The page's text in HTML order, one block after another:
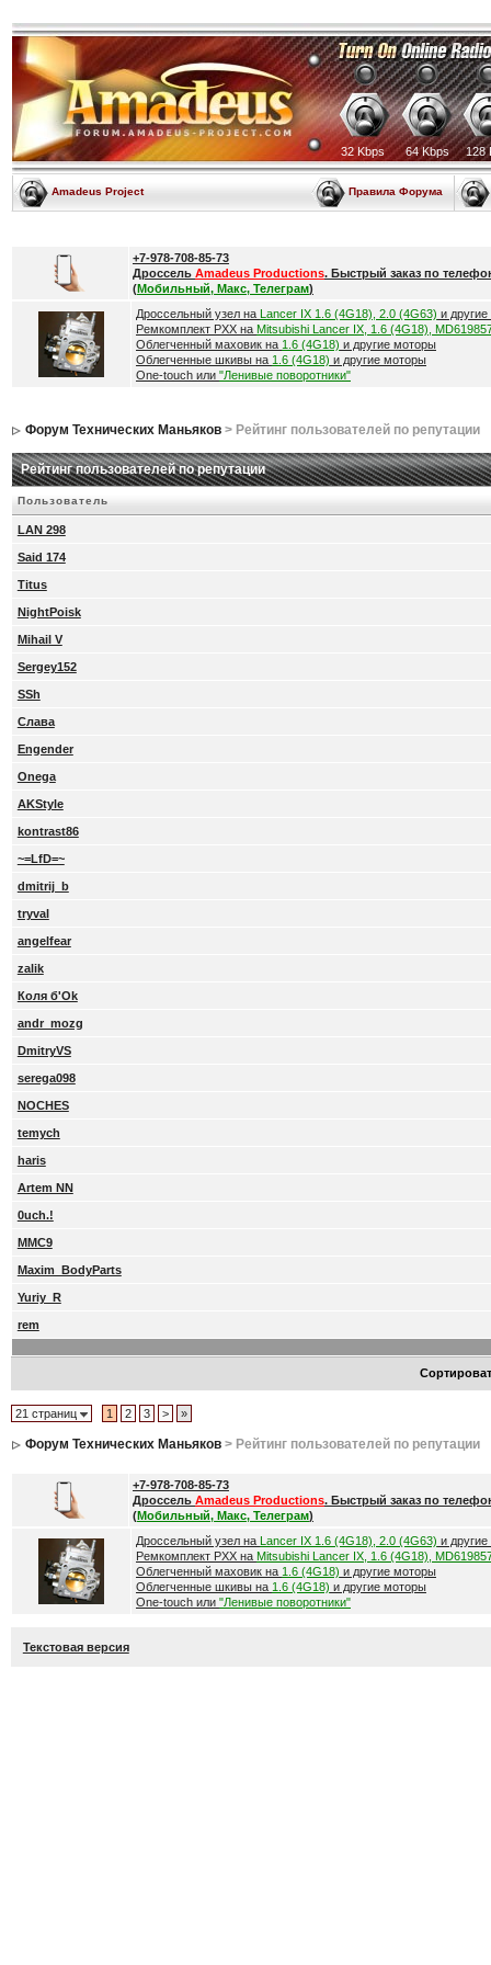
32 Kbps 64 Kbps 128
Amadeus Project Правила Форума
+7-978-708-85-73
Дроссель Amadeus Productions. Быстрый заказ по
(Мобильный, Макс, Телеграм)
Дроссельный узел на Lancer IX 1.6 (4G18), 2.0 (4G63) и
Ремкомплект РХХ на Mitsubishi Lancer IX, 1.6 (4G18),
Облегченный маховик на 1.6 (4G18) и другие моторы
Облегченные шкивы на 1.6 (4G18) и другие моторы
One-touch или "Ленивые поворотники"
Форум Технических Маньяков> Рейтинг пользователей по репутации
Рейтинг пользователей по репутации
Пользователь
LAN 298
Said 174
Titus
NightPoisk
Mihail V
Sergey152
SSh
Слава
Engender
Onega
AKStyle
kontrast86
~=LfD=~
dmitrij_b
tryval
angelfear
zalik
Коля б'Ok
andr_mozg
DmitryVS
serega098
NOCHES
temych
haris
Artem NN
0uch.!
MMC9
Maxim_BodyParts
Yuriy_R
rem
21 страниц 1 2 3 > »
Форум Технических Маньяков> Рейтинг пользователей по репутации
+7-978-708-85-73
Дроссель Amadeus Productions. Быстрый заказ по
(Мобильный, Макс, Телеграм)
Дроссельный узел на Lancer IX 1.6 (4G18), 2.0 (4G63) и
Ремкомплект РХХ на Mitsubishi Lancer IX, 1.6 (4G18),
Облегченный маховик на 1.6 (4G18) и другие моторы
Облегченные шкивы на 1.6 (4G18) и другие моторы
One-touch или "Ленивые поворотники"
Текстовая версия